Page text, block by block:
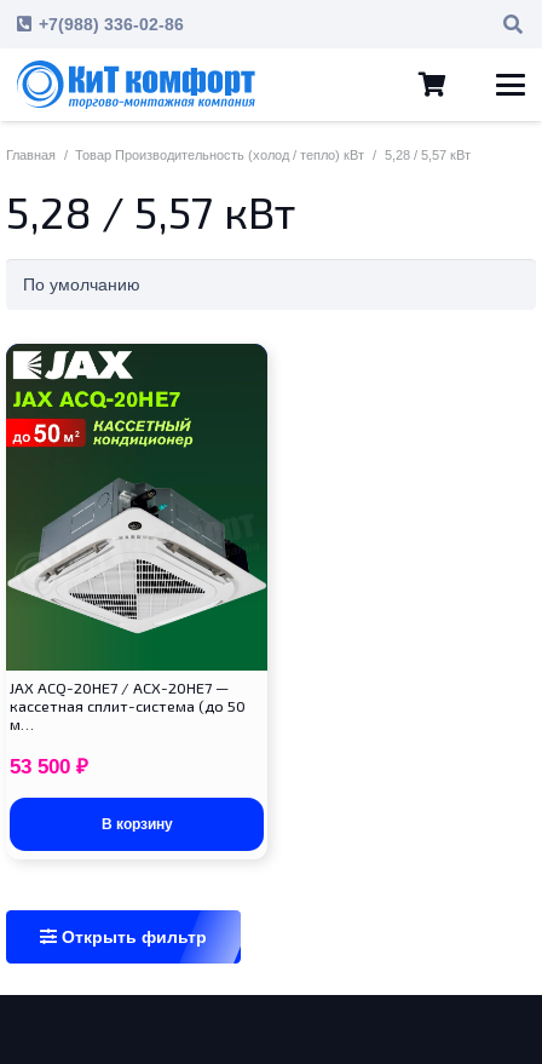
+7(988) 336-02-86
Главная / Товар Производительность (холод / тепло) кВт / 5,28 / 5,57 кВт
5,28 / 5,57 кВт
JAX ACQ-20HE7 / ACX-20HE7 —
кассетная сплит-система (до 50
м…
53 500 ₽
В корзину
Открыть фильтр